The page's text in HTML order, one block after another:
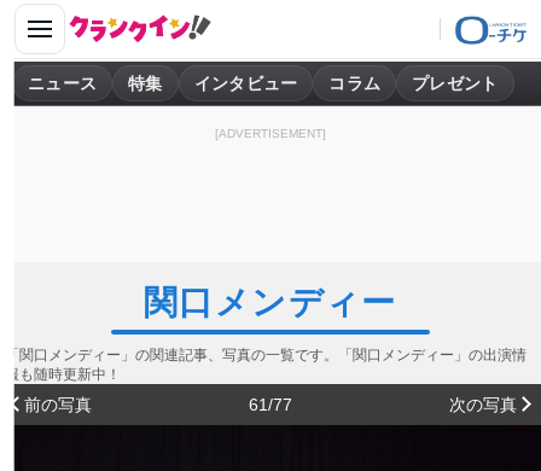
ニュース 特集 インタビュー コラム プレゼント
[ADVERTISEMENT]
関口メンディー
「関口メンディー」の関連記事、写真の一覧です。「関口メンディー」の出演情
報も随時更新中！
前の写真 61/77 次の写真